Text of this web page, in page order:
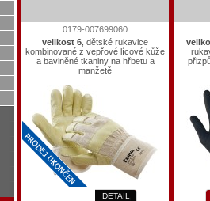
0179-007699060
velikost 6 , dětské rukavice
kombinované z vepřové lícové kůže
a bavlněné tkaniny na hřbetu a
manžetě
DETAIL